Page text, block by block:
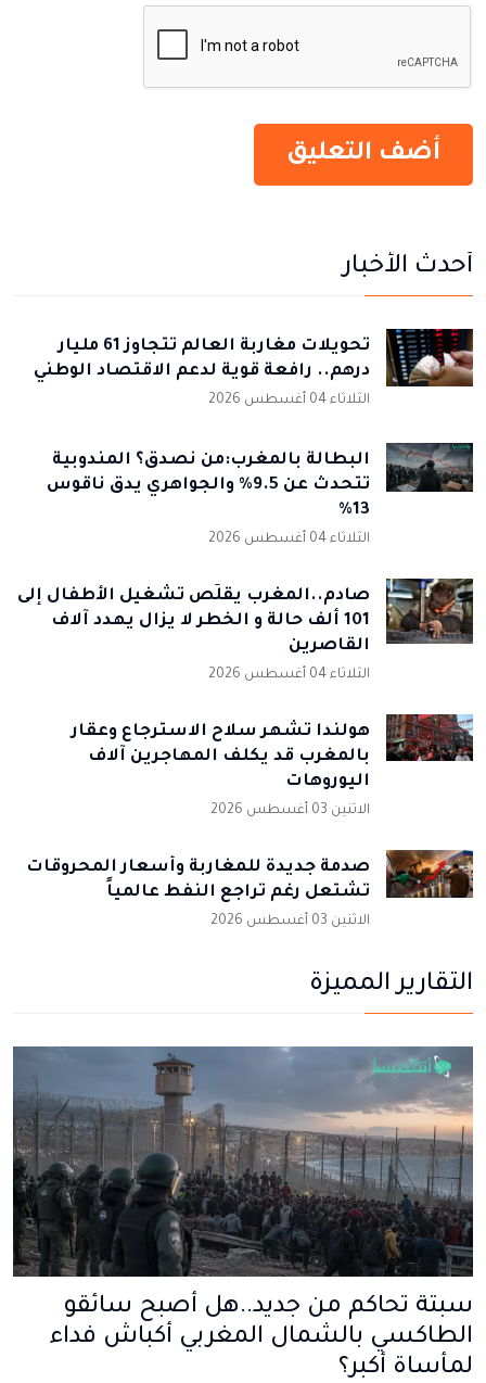
أحدث الأخبار
تحويلات مغاربة العالم تتجاوز 61 مليار
درهم.. رافعة قوية لدعم الاقتصاد الوطني
الثلاثاء 04 أغسطس 2026
البطالة بالمغرب:من نصدق؟ المندوبية
تتحدث عن 9.5% والجواهري يدق ناقوس
13%
الثلاثاء 04 أغسطس 2026
صادم..المغرب يقلّص تشغيل الأطفال إلى
101 ألف حالة و الخطر لا يزال يهدد آلاف
القاصرين
الثلاثاء 04 أغسطس 2026
هولندا تشهر سلاح الاسترجاع وعقار
بالمغرب قد يكلف المهاجرين آلاف
اليوروهات
الاثنين 03 أغسطس 2026
صدمة جديدة للمغاربة وأسعار المحروقات
تشتعل رغم تراجع النفط عالمياً
الاثنين 03 أغسطس 2026
التقارير المميزة
سبتة تحاكم من جديد..هل أصبح سائقو
الطاكسي بالشمال المغربي أكباش فداء
لمأساة أكبر؟